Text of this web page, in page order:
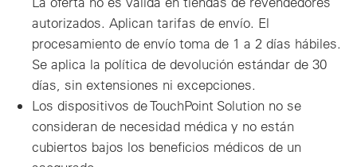
autorizados. Aplican tarifas de envío. El
procesamiento de envío toma de 1 a 2 días hábiles.
Se aplica la política de devolución estándar de 30
días, sin extensiones ni excepciones.
Los dispositivos de TouchPoint Solution no se
consideran de necesidad médica y no están
cubiertos bajos los beneficios médicos de un